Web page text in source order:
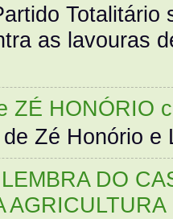
Totalitário
as lavouras
ZÉ HONÓRIO
Zé Honório
DO
AGRICULTURA